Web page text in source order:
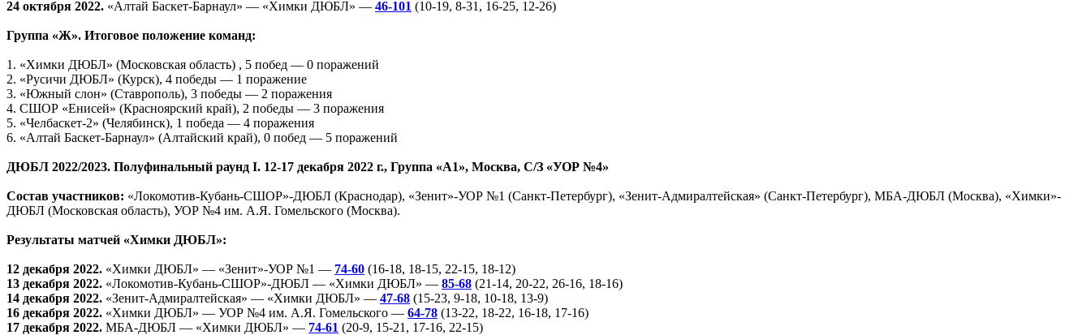
24 октября 2022. «Алтай Баскет-Барнаул» — «Химки ДЮБЛ» — 46-101 (10-19, 8-31, 16-25, 12-26)
Группа «Ж». Итоговое положение команд:
1. «Химки ДЮБЛ» (Московская область) , 5 побед — 0 поражений
2. «Русичи ДЮБЛ» (Курск), 4 победы — 1 поражение
3. «Южный слон» (Ставрополь), 3 победы — 2 поражения
4. СШОР «Енисей» (Красноярский край), 2 победы — 3 поражения
5. «Челбаскет-2» (Челябинск), 1 победа — 4 поражения
6. «Алтай Баскет-Барнаул» (Алтайский край), 0 побед — 5 поражений
ДЮБЛ 2022/2023. Полуфинальный раунд I. 12-17 декабря 2022 г., Группа «А1», Москва, С/З «УОР №4»
Состав участников: «Локомотив-Кубань-СШОР»-ДЮБЛ (Краснодар), «Зенит»-УОР №1 (Санкт-Петербург), «Зенит-Адмиралтейская» (Санкт-Петербург), МБА-ДЮБЛ (Москва), «Химки»-
ДЮБЛ (Московская область), УОР №4 им. А.Я. Гомельского (Москва).
Результаты матчей «Химки ДЮБЛ»:
12 декабря 2022. «Химки ДЮБЛ» — «Зенит»-УОР №1 — 74-60 (16-18, 18-15, 22-15, 18-12)
13 декабря 2022. «Локомотив-Кубань-СШОР»-ДЮБЛ — «Химки ДЮБЛ» — 85-68 (21-14, 20-22, 26-16, 18-16)
14 декабря 2022. «Зенит-Адмиралтейская» — «Химки ДЮБЛ» — 47-68 (15-23, 9-18, 10-18, 13-9)
16 декабря 2022. «Химки ДЮБЛ» — УОР №4 им. А.Я. Гомельского — 64-78 (13-22, 18-22, 16-18, 17-16)
17 декабря 2022. МБА-ДЮБЛ — «Химки ДЮБЛ» — 74-61 (20-9, 15-21, 17-16, 22-15)